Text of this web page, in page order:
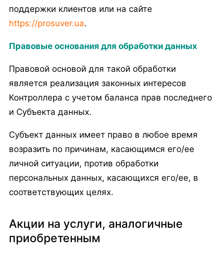
поддержки клиентов или на сайте
https://prosuver.ua.
Правовые основания для обработки данных
Правовой основой для такой обработки
является реализация законных интересов
Контроллера с учетом баланса прав последнего
и Субъекта данных.
Субъект данных имеет право в любое время
возразить по причинам, касающимся его/ее
личной ситуации, против обработки
персональных данных, касающихся его/ее, в
соответствующих целях.
Акции на услуги, аналогичные
приобретенным